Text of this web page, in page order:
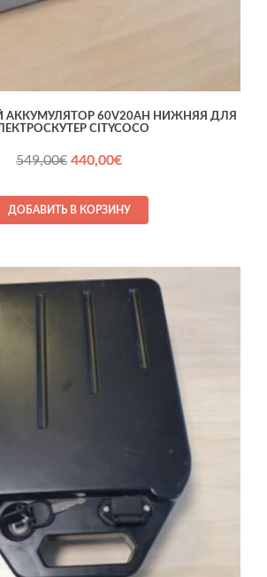
60V20AH НИЖНЯЯ ДЛЯ
CITYCOCO
549,00€ Первоначальная
составляла
549,00€.
440,00€Текущая
440,00€.
ДОБАВИТЬ В КОРЗИНУ